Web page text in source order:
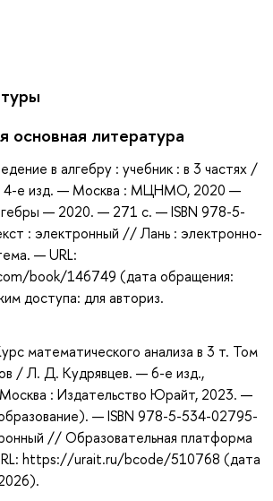
основная литература
в алгебру : учебник : в 3 частях /
4-е изд. — Москва : МЦНМО, 2020 —
— 2020. — 271 с. — ISBN 978-5-
: электронный // Лань : электронно-
— URL:
book/146749 (дата обращения:
доступа: для авториз.
математического анализа в 3 т. Том
/ Л. Д. Кудрявцев. — 6-е изд.,
: Издательство Юрайт, 2023. —
— ISBN 978-5-534-02795-
// Образовательная платформа
https://urait.ru/bcode/510768 (дата